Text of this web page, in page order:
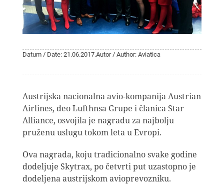
Datum / Date: 21.06.2017.Autor / Author: Aviatica
Austrijska nacionalna avio-kompanija Austrian
Airlines, deo Lufthnsa Grupe i članica Star
Alliance, osvojila je nagradu za najbolju
pruženu uslugu tokom leta u Evropi.
Ova nagrada, koju tradicionalno svake godine
dodeljuje Skytrax, po četvrti put uzastopno je
dodeljena austrijskom avioprevozniku.